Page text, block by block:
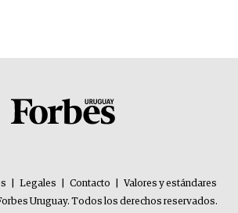
Legales Contacto
Valores y estándares
Uruguay. Todos los derechos reservados.